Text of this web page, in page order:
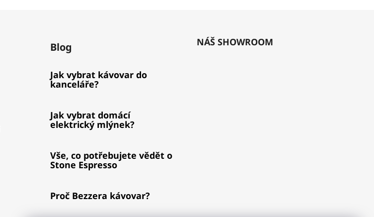
Blog
Jak vybrat kávovar do
kanceláře?
Jak vybrat domácí
elektrický mlýnek?
Vše, co potřebujete vědět o
Stone Espresso
Proč Bezzera kávovar?
NÁŠ SHOWROOM